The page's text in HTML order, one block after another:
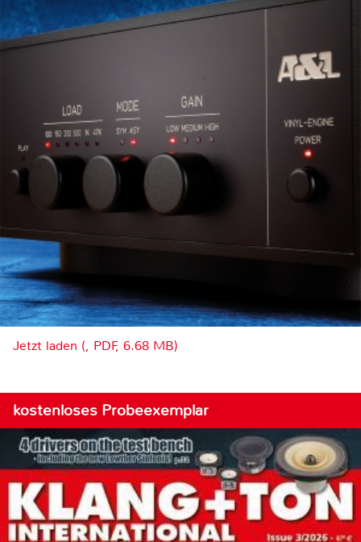
Jetzt laden (, PDF, 6.68 MB)
kostenloses Probeexemplar